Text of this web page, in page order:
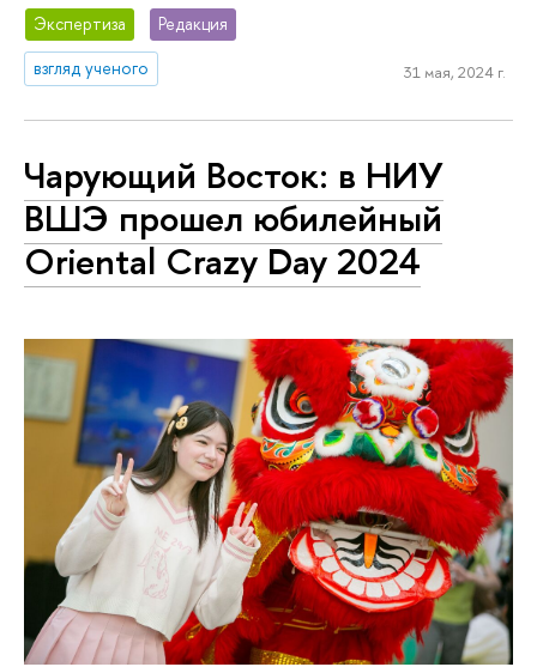
Экспертиза
Редакция
взгляд ученого
31 мая, 2024 г.
Чарующий Восток: в НИУ
ВШЭ прошел юбилейный
Oriental Crazy Day 2024